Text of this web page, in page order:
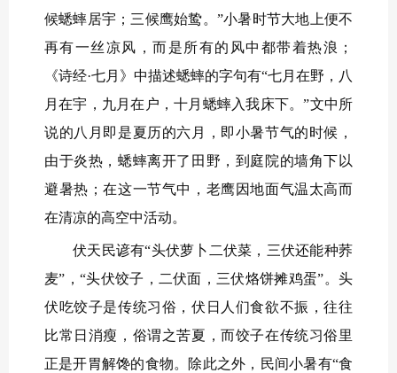
候蟋蟀居宇；三候鹰始鸷。”小暑时节大地上便不
再有一丝凉风，而是所有的风中都带着热浪；
《诗经·七月》中描述蟋蟀的字句有“七月在野，八
月在宇，九月在户，十月蟋蟀入我床下。”文中所
说的八月即是夏历的六月，即小暑节气的时候，
由于炎热，蟋蟀离开了田野，到庭院的墙角下以
避暑热；在这一节气中，老鹰因地面气温太高而
在清凉的高空中活动。
伏天民谚有“头伏萝卜二伏菜，三伏还能种荞
麦”，“头伏饺子，二伏面，三伏烙饼摊鸡蛋”。头
伏吃饺子是传统习俗，伏日人们食欲不振，往往
比常日消瘦，俗谓之苦夏，而饺子在传统习俗里
正是开胃解馋的食物。除此之外，民间小暑有“食